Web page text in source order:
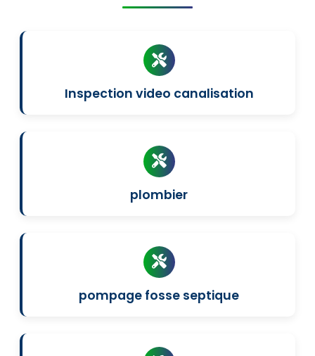
Inspection video canalisation
plombier
pompage fosse septique